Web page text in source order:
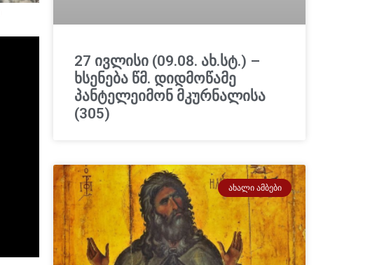
27 ივლისი (09.08. ახ.სტ.) –
ხსენება წმ. დიდმოწამე
პანტელეიმონ მკურნალისა
(305)
ᲐᲮᲐᲚᲘ ᲐᲛᲑᲔᲑᲘ